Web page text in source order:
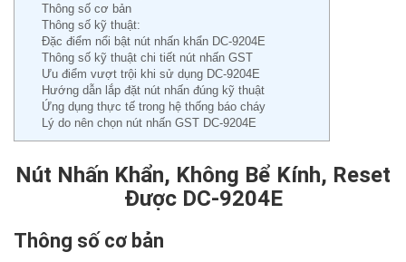
Thông số cơ bản
Thông số kỹ thuật:
Đặc điểm nổi bật nút nhấn khẩn DC-9204E
Thông số kỹ thuật chi tiết nút nhấn GST
Ưu điểm vượt trội khi sử dụng DC-9204E
Hướng dẫn lắp đặt nút nhấn đúng kỹ thuật
Ứng dụng thực tế trong hệ thống báo cháy
Lý do nên chọn nút nhấn GST DC-9204E
Nút Nhấn Khẩn, Không Bể Kính, Reset
Được DC-9204E
Thông số cơ bản